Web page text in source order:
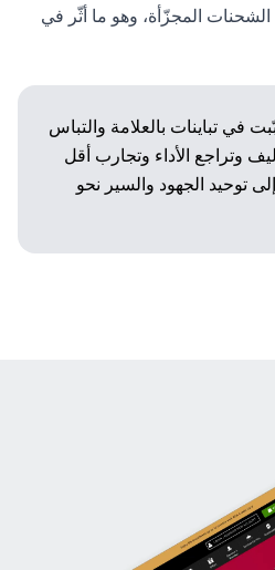
المجزّأة، وهو ما أثّر في
في تباينات بالعلامة والتباس
وتراجع الأداء وتجارب أقل
جودة، فقد دفعت Ooka إلى توحيد الجهود والسير نحو